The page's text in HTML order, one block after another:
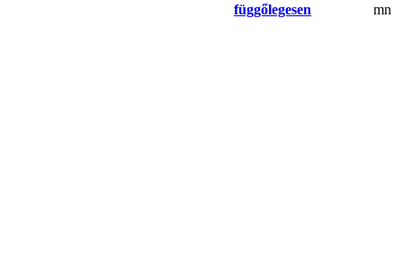
függőlegesen
mn